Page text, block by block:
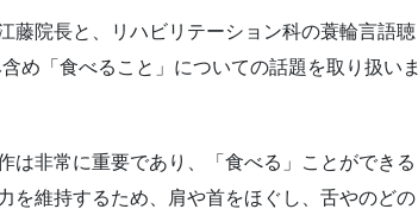
藤院長と、リハビリテーション科の蓑輪言語聴
め「食べること」についての話題を取り扱いま
は非常に重要であり、「食べる」ことができる
を維持するため、肩や首をほぐし、舌やのどの